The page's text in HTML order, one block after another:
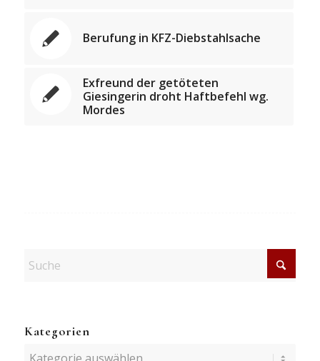
Berufung in KFZ-Diebstahlsache
Exfreund der getöteten
Giesingerin droht Haftbefehl wg.
Mordes
Kategorien
Kategorien